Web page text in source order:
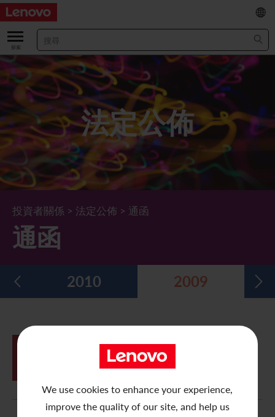
We use cookies to enhance your experience,
improve the quality of our site, and help us
關於我們
關於公司
董事長兼首席執行官報告書
管理團隊 (英文版)
公司資料
Lenovo.com
公司新聞
業績及財務數據
主要財務數據
業績及推介材料
綜合損益表
綜合全面收益表
綜合資產負債表
五年財務摘要
投資者
股票資料
股價資訊
新投資者
投資者活動年曆
過去投資者活動
股息資料
法定公佈
最新消息
年報/中期報告
公告
月報表/翌日披露報表
致非登記股東函件
企業管治
董事會
董事委員會
股東權利
可持續發展
董事會對環境、社會及管治事宜的監管
環境、社會及管治報告
聯合國可持續發展目標
新聞和資源
多媒體資料庫
EN
/
简
法定公佈
投資者關係 > 法定公佈 > 通函
通函
2010 2009
關連及股份交易 - 收購聯想移動全部權